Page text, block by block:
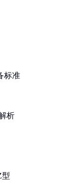
标准
析
型